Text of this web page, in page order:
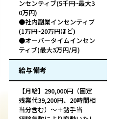
ンセンティブ(5千円~最大3
0万円)
●社内副業インセンティブ
(1万円~20万円ほど)
●オーバータイムインセン
ティブ(最大3万円/月)
給与備考
【月給】290,000円（固定
残業代39,200円、20時間相
当分含む）～＋諸手当